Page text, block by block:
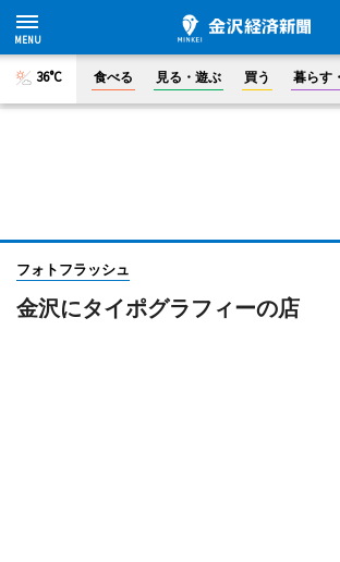
36°C 食べる 見る・遊ぶ 買う 暮らす
フォトフラッシュ
金沢にタイポグラフィーの店